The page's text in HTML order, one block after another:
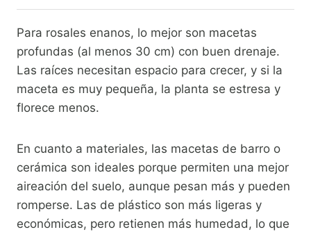
Para rosales enanos, lo mejor son macetas
profundas (al menos 30 cm) con buen drenaje.
Las raíces necesitan espacio para crecer, y si la
maceta es muy pequeña, la planta se estresa y
florece menos.
En cuanto a materiales, las macetas de barro o
cerámica son ideales porque permiten una mejor
aireación del suelo, aunque pesan más y pueden
romperse. Las de plástico son más ligeras y
económicas, pero retienen más humedad, lo que